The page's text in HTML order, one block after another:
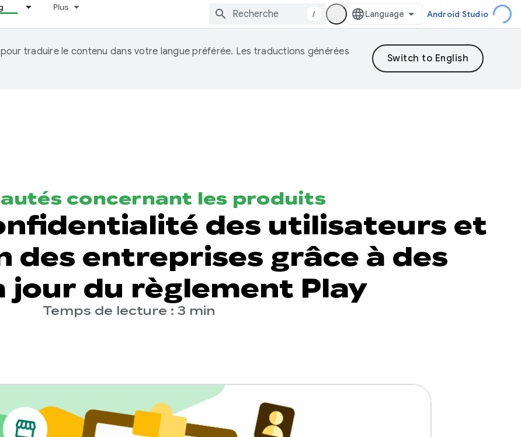
Plus
/ Android Studio
traduire le contenu dans votre langue préférée. Les traductions générées
concernant les produits
des utilisateurs et
des entreprises grâce à des
jour du règlement Play
Temps de lecture : 3 min